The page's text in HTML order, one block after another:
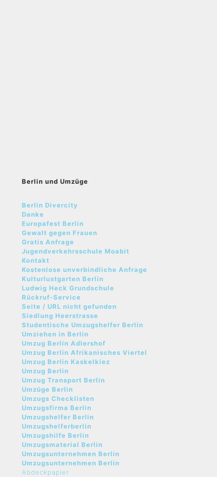
Berlin und Umzüge
Berlin Divercity
Danke
Europafest Berlin
Gewalt gegen Frauen
Gratis Anfrage
Jugendverkehrsschule Moabit
Kontakt
Kostenlose unverbindliche Anfrage
Kulturlustgarten Berlin
Ludwig Heck Grundschule
Rückruf-Service
Seite / URL nicht gefunden
Siedlung Heerstrasse
Studentische Umzugshelfer Berlin
Umziehen in Berlin
Umzug Berlin Adlershof
Umzug Berlin Afrikanisches Viertel
Umzug Berlin Kaskelkiez
Umzug Berlin
Umzug Transport Berlin
Umzüge Berlin
Umzugs Checklisten
Umzugsfirma Berlin
Umzugshelfer Berlin
Umzugshelferberlin
Umzugshilfe Berlin
Umzugsmaterial Berlin
Umzugsunternehmen Berlin
Umzugsunternehmen Berlin
Abdeckpapier